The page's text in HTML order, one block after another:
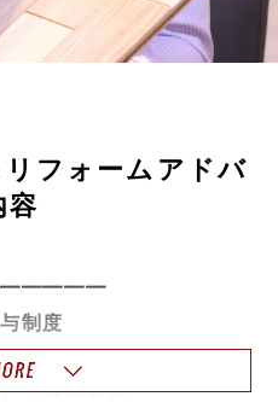
リフォームアドバ
容
制度
を得られる
て基本給を